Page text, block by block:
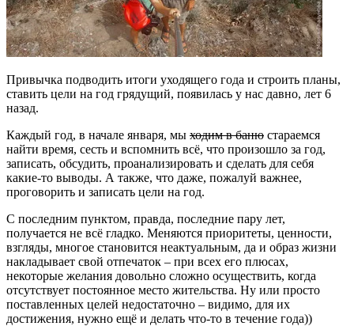
Привычка подводить итоги уходящего года и строить планы,
ставить цели на год грядущий, появилась у нас давно, лет 6
назад.
Каждый год, в начале января, мы ходим в баню стараемся
найти время, сесть и вспомнить всё, что произошло за год,
записать, обсудить, проанализировать и сделать для себя
какие-то выводы. А также, что даже, пожалуй важнее,
проговорить и записать цели на год.
С последним пунктом, правда, последние пару лет,
получается не всё гладко. Меняются приоритеты, ценности,
взгляды, многое становится неактуальным, да и образ жизни
накладывает свой отпечаток – при всех его плюсах,
некоторые желания довольно сложно осуществить, когда
отсутствует постоянное место жительства. Ну или просто
поставленных целей недостаточно – видимо, для их
достижения, нужно ещё и делать что-то в течение года))